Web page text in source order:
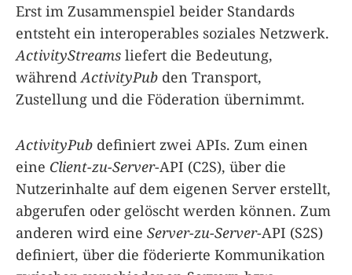
Erst im Zusammenspiel beider Standards
entsteht ein interoperables soziales Netzwerk.
ActivityStreams liefert die Bedeutung,
während ActivityPub den Transport,
Zustellung und die Föderation übernimmt.
ActivityPub definiert zwei APIs. Zum einen
eine Client-zu-Server-API (C2S), über die
Nutzerinhalte auf dem eigenen Server erstellt,
abgerufen oder gelöscht werden können. Zum
anderen wird eine Server-zu-Server-API (S2S)
definiert, über die föderierte Kommunikation